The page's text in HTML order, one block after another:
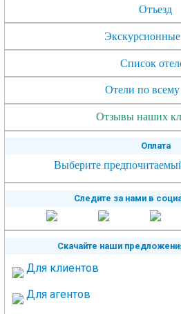
Отъезд
Список
Отели по
Отзывы наших
Оплата
Выберите
Следите за нами в
Скачайте наши
Для клиентов
Для агентов